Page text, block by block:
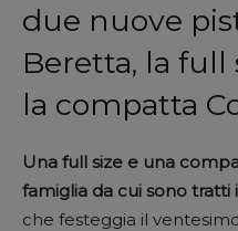
due nuove
Beretta, la full
la compatta
Una full size e una
famiglia da cui sono tratti
che festeggia il